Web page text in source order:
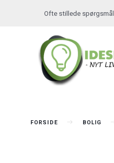
Ofte stillede spørgsmål
FORSIDE BOLIG